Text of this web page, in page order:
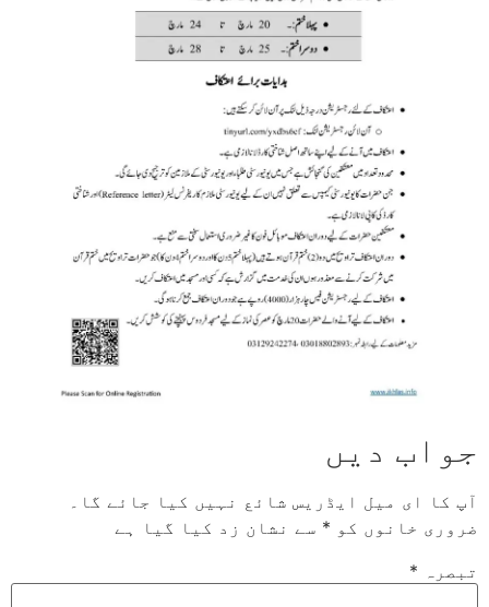
جواب دیں
آپ کا ای میل ایڈریس شائع نہیں کیا جائے گا۔
ضروری خانوں کو * سے نشان زد کیا گیا ہے
تبصرہ *